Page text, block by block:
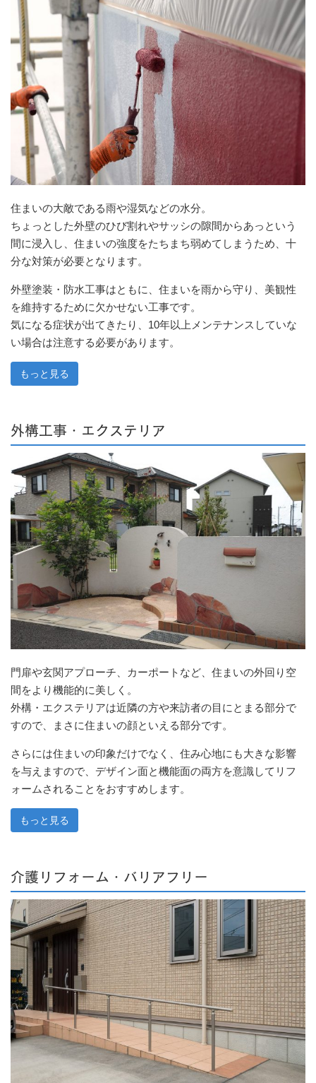
住まいの大敵である雨や湿気などの水分。
ちょっとした外壁のひび割れやサッシの隙間からあっという
間に浸入し、住まいの強度をたちまち弱めてしまうため、十
分な対策が必要となります。
外壁塗装・防水工事はともに、住まいを雨から守り、美観性
を維持するために欠かせない工事です。
気になる症状が出てきたり、10年以上メンテナンスしていな
い場合は注意する必要があります。
もっと見る
外構工事・エクステリア
門扉や玄関アプローチ、カーポートなど、住まいの外回り空
間をより機能的に美しく。
外構・エクステリアは近隣の方や来訪者の目にとまる部分で
すので、まさに住まいの顔といえる部分です。
さらには住まいの印象だけでなく、住み心地にも大きな影響
を与えますので、デザイン面と機能面の両方を意識してリフ
ォームされることをおすすめします。
もっと見る
介護リフォーム・バリアフリー